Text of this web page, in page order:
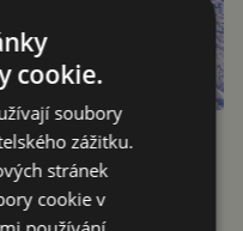
cookie.
soubory
zážitku.
stránek
cookie v